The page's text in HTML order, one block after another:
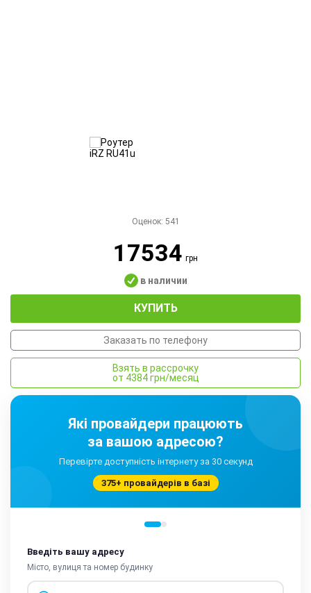
Оценок: 541
17534грн
в наличии
КУПИТЬ
Заказать по телефону
Взять в рассрочку
от 4384 грн/месяц
Які провайдери працюють
за вашою адресою?
Перевірте доступність інтернету за 30 секунд
375+ провайдерів в базі
Введіть вашу адресу
Місто, вулиця та номер будинку